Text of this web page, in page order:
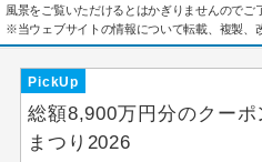
風景をご覧いただけるとはかぎりませんのでご
※当ウェブサイトの情報について転載、複製、
PickUp
総額8,900万円分のクー
まつり2026